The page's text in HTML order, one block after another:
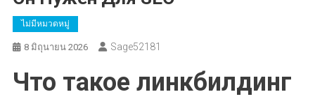
ไม่มีหมวดหมู่
8 มิถุนายน 2026 Sage52181
Что такое линкбилдинг